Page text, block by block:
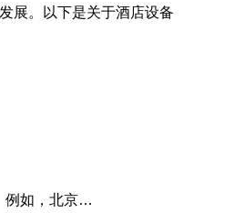
展。以下是关于酒店设备
、厨具等设备，为酒店节省了大量资金。